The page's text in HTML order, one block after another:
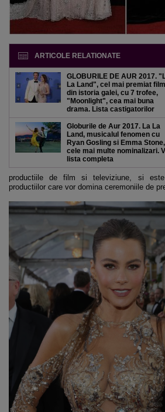
ARTICOLE RELATIONATE
GLOBURILE DE AUR 2017.
La Land", cel mai premiat film
din istoria galei, cu 7 trofee,
"Moonlight", cea mai buna
drama. Lista castigatorilor
Globurile de Aur 2017. La La
Land, musicalul fenomen cu
Ryan Gosling si Emma Stone,
cele mai multe nominalizari.
lista completa
productiile de film si televiziune, si
productiilor care vor domina ceremoniile de